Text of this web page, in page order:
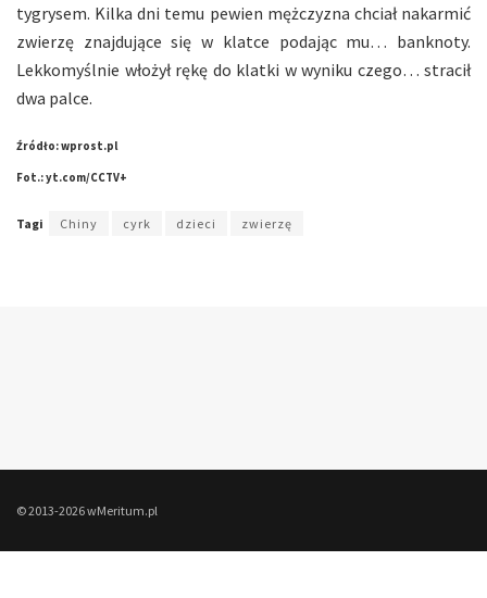
tygrysem. Kilka dni temu pewien mężczyzna chciał nakarmić
zwierzę znajdujące się w klatce podając mu… banknoty.
Lekkomyślnie włożył rękę do klatki w wyniku czego… stracił
dwa palce.
Źródło: wprost.pl
Fot.: yt.com/CCTV+
Tagi Chiny cyrk dzieci zwierzę
© 2013-2026 wMeritum.pl